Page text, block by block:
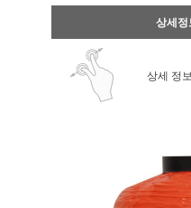
상세정
상세 정